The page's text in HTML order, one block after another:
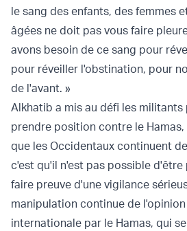
le sang des enfants, des femmes
âgées ne doit pas vous faire
avons besoin de ce sang pour
pour réveiller l'obstination, pour
de l'avant. »
Alkhatib a mis au défi les
prendre position contre le Hamas,
que les Occidentaux continuent
c'est qu'il n'est pas possible
faire preuve d'une vigilance
manipulation continue de
internationale par le Hamas, qui